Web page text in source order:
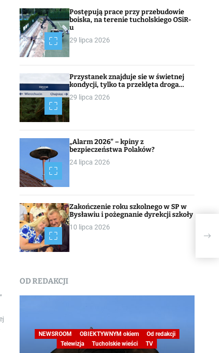
Postępują prace przy przebudowie
boiska, na terenie tucholskiego OSiR-
u
29 lipca 2026
Przystanek znajduje sie w świetnej
kondycji, tylko ta przeklęta droga…
29 lipca 2026
„Alarm 2026” – kpiny z
bezpieczeństwa Polaków?
24 lipca 2026
Zakończenie roku szkolnego w SP w
Bysławiu i pożegnanie dyrekcji szkoły
10 lipca 2026
OD REDAKCJI
NEWSROOM OBIEKTYWNYM okiem
Od redakcji
Telewizja
Tucholskie wieści TV